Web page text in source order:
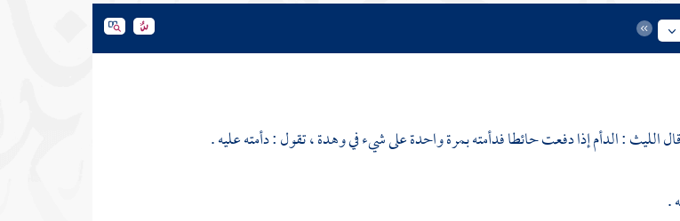
الليث: الدأم إذا دفعت حائطا فدأمته بمرة واحدة على شيء في وهدة ، تقول : دأمته عليه .
.